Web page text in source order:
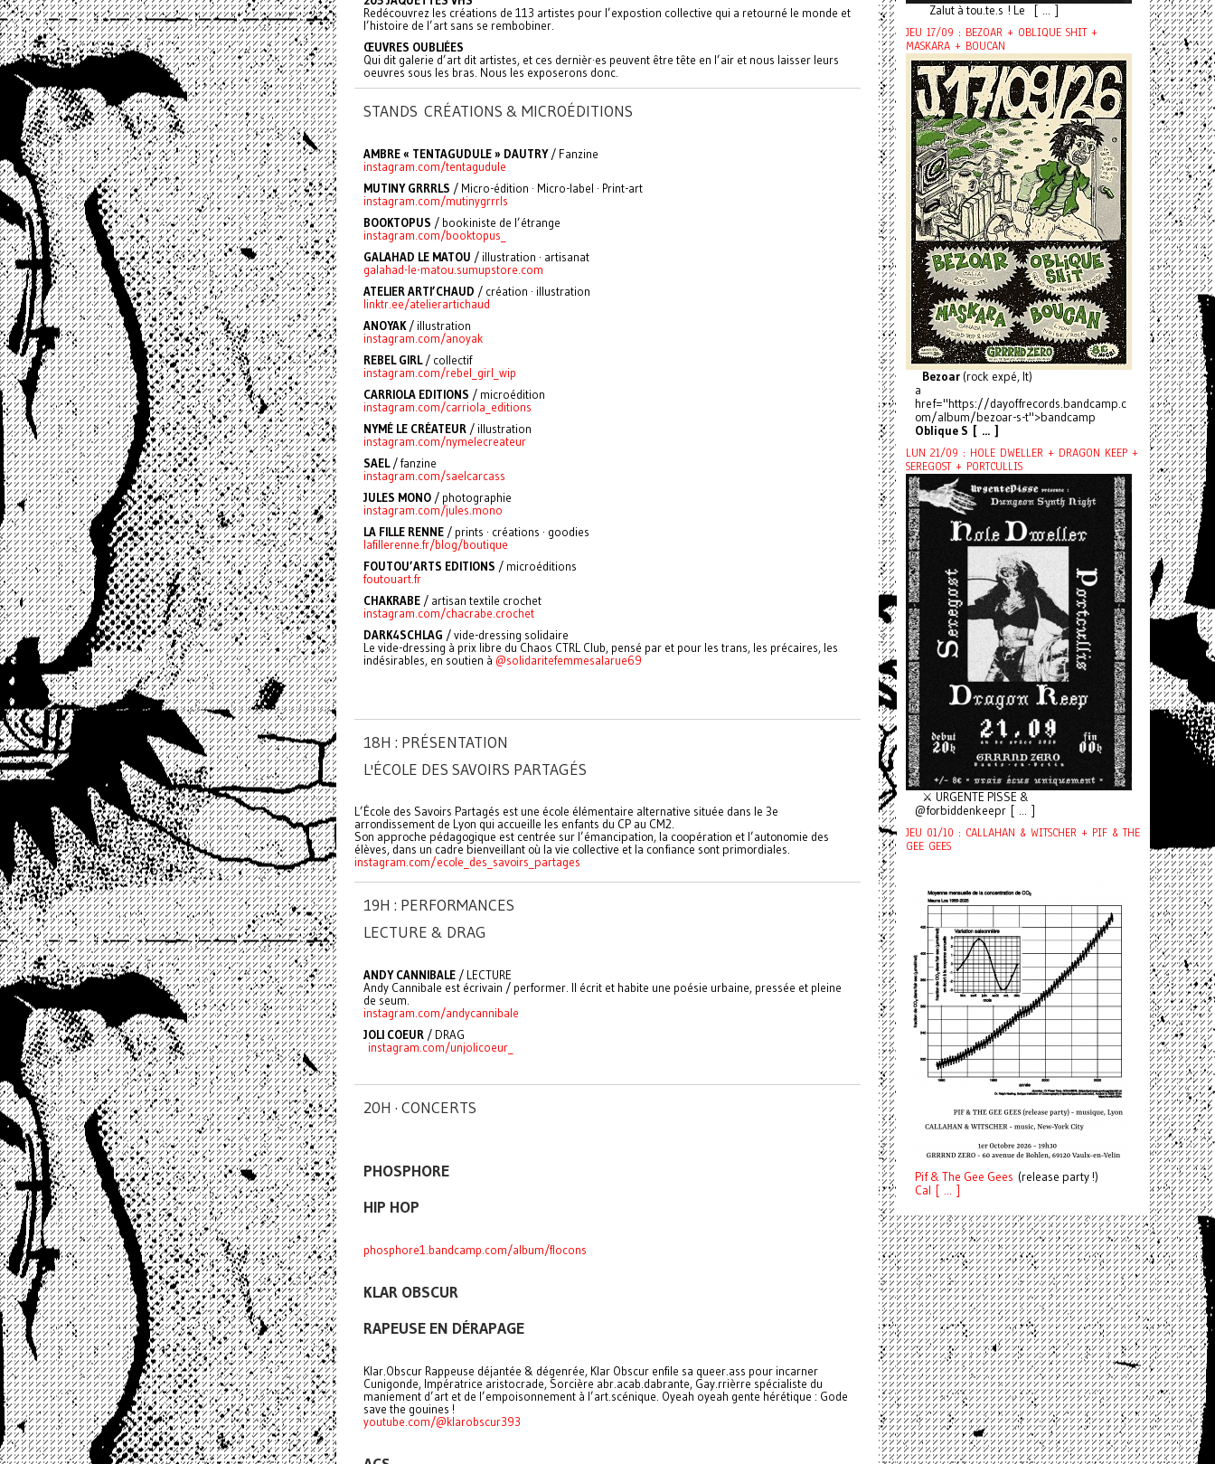
Redécouvrez les créations de 113 artistes pour l’expostion collective qui a retourné le monde et
l’histoire de l’art sans se rembobiner.
ŒUVRES OUBLIÉES
Qui dit galerie d’art dit artistes, et ces dernièr·es peuvent être tête en l’air et nous laisser leurs
oeuvres sous les bras. Nous les exposerons donc.
STANDS CRÉATIONS & MICROÉDITIONS
AMBRE « TENTAGUDULE » DAUTRY/ Fanzine
instagram.com/tentagudule
MUTINY GRRRLS / Micro-édition · Micro-label · Print-art
instagram.com/mutinygrrrls
BOOKTOPUS / bookiniste de l’étrange
instagram.com/booktopus_
GALAHAD LE MATOU / illustration · artisanat
galahad-le-matou.sumupstore.com
ATELIER ARTI’CHAUD / création · illustration
linktr.ee/atelierartichaud
ANOYAK/ illustration
instagram.com/anoyak
REBEL GIRL/ collectif
instagram.com/rebel_girl_wip
CARRIOLA EDITIONS / microédition
instagram.com/carriola_editions
NYMÉ LE CRÉATEUR / illustration
instagram.com/nymelecreateur
SAEL/ fanzine
instagram.com/saelcarcass
JULES MONO / photographie
instagram.com/jules.mono
LA FILLE RENNE / prints · créations · goodies
lafillerenne.fr/blog/boutique
FOUTOU’ARTS EDITIONS / microéditions
foutouart.fr
CHAKRABE / artisan textile crochet
instagram.com/chacrabe.crochet
DARK4SCHLAG / vide-dressing solidaire
Le vide-dressing à prix libre du Chaos CTRL Club, pensé par et pour les trans, les précaires, les
indésirables, en soutien à @solidaritefemmesalarue69
18H : PRÉSENTATION
L'ÉCOLE DES SAVOIRS PARTAGÉS
L’École des Savoirs Partagés est une école élémentaire alternative située dans le 3e
arrondissement de Lyon qui accueille les enfants du CP au CM2.
Son approche pédagogique est centrée sur l’émancipation, la coopération et l’autonomie des
élèves, dans un cadre bienveillant où la vie collective et la confiance sont primordiales.
instagram.com/ecole_des_savoirs_partages
19H : PERFORMANCES
LECTURE & DRAG
ANDY CANNIBALE / LECTURE
Andy Cannibale est écrivain / performer. Il écrit et habite une poésie urbaine, pressée et pleine
de seum.
instagram.com/andycannibale
JOLI COEUR / DRAG
instagram.com/unjolicoeur_
20H · CONCERTS
PHOSPHORE
HIP HOP
phosphore1.bandcamp.com/album/flocons
KLAR OBSCUR
RAPEUSE EN DÉRAPAGE
Klar.Obscur Rappeuse déjantée & dégenrée, Klar Obscur enfile sa queer.ass pour incarner
Cunigonde, Impératrice aristocrade, Sorcière abr.acab.dabrante, Gay.rrièrre spécialiste du
maniement d’art et de l’empoisonnement à l’art.scénique. Oyeah oyeah gente hérétique : Gode
save the gouines !
youtube.com/@klarobscur393
Zalut à tou.te.s ! Le [ ... ]
JEU 17/09 : BEZOAR + OBLIQUE SHIT +
MASKARA + BOUCAN
Bezoar (rock expé, It)
a
href="https://dayoffrecords.bandcamp.c
om/album/bezoar-s-t">bandcamp
Oblique S [ ... ]
LUN 21/09 : HOLE DWELLER + DRAGON KEEP +
SEREGOST + PORTCULLIS
⚔️ URGENTE PISSE &
@forbiddenkeepr [ ... ]
JEU 01/10 : CALLAHAN & WITSCHER + PIF & THE
GEE GEES
Pif& The Gee Gees (release party !)
Cal [ ... ]